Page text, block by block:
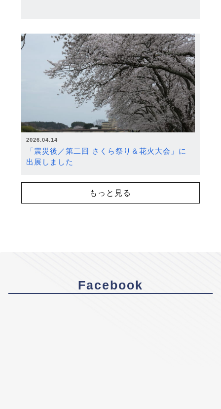
2026.04.14
「震災後／第二回 さくら祭り＆花火大会」に
出展しました
もっと見る
Facebook